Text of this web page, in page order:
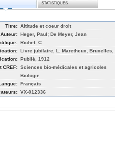
STATISTIQUES
Titre: Altitude et coeur droit
Auteur: Heger, Paul; De Meyer, Jean
Richet, C
Livre jubilaire, L. Maretheux, Bruxelles,
Publié, 1912
CREF: Sciences bio-médicales et agricoles
Biologie
Français
VX-012336